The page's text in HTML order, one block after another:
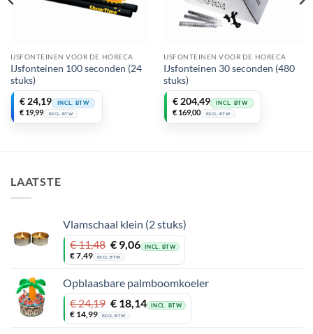
IJSFONTEINEN VOOR DE HORECA
IJsfonteinen 100 seconden (24
stuks)
€24,19 INCL. BTW
€19,99 EXCL. BTW
IJSFONTEINEN VOOR DE HORECA
IJsfonteinen 30 seconden (480
stuks)
Oorspronkelijke
prijs
was:
€204,49
Huidige
prijs
is:
INCL. BTW
€169,00 EXCL. BTW
LAATSTE
Vlamschaal klein (2 stuks)
€11,48
Oorspronkelijke
prijs
was:
€ 11,48.
€9,06
Huidige
prijs
is:
€ 9,06.
INCL. BTW
€7,49 EXCL. BTW
Opblaasbare palmboomkoeler
€24,19
Oorspronkelijke
prijs
was:
€18,14
Huidige
prijs
is:
INCL. BTW
€ 14,99 EXCL. BTW